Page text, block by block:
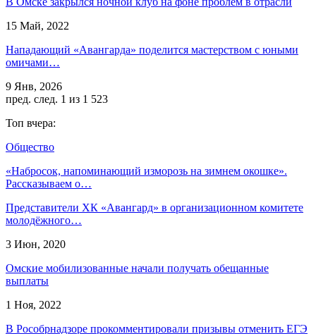
15 Май, 2022
Нападающий «Авангарда» поделится мастерством с юными
омичами…
9 Янв, 2026
пред. след. 1 из 1 523
Топ вчера:
Общество
«Набросок, напоминающий изморозь на зимнем окошке».
Рассказываем о…
Представители ХК «Авангард» в организационном комитете
молодёжного…
3 Июн, 2020
Омские мобилизованные начали получать обещанные
выплаты
1 Ноя, 2022
В Рособрнадзоре прокомментировали призывы отменить ЕГЭ